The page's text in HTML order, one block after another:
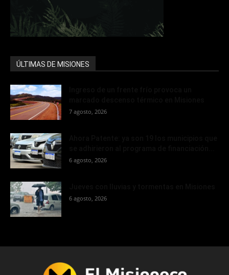
ÚLTIMAS DE MISIONES
7 agosto, 2026
6 agosto, 2026
6 agosto, 2026